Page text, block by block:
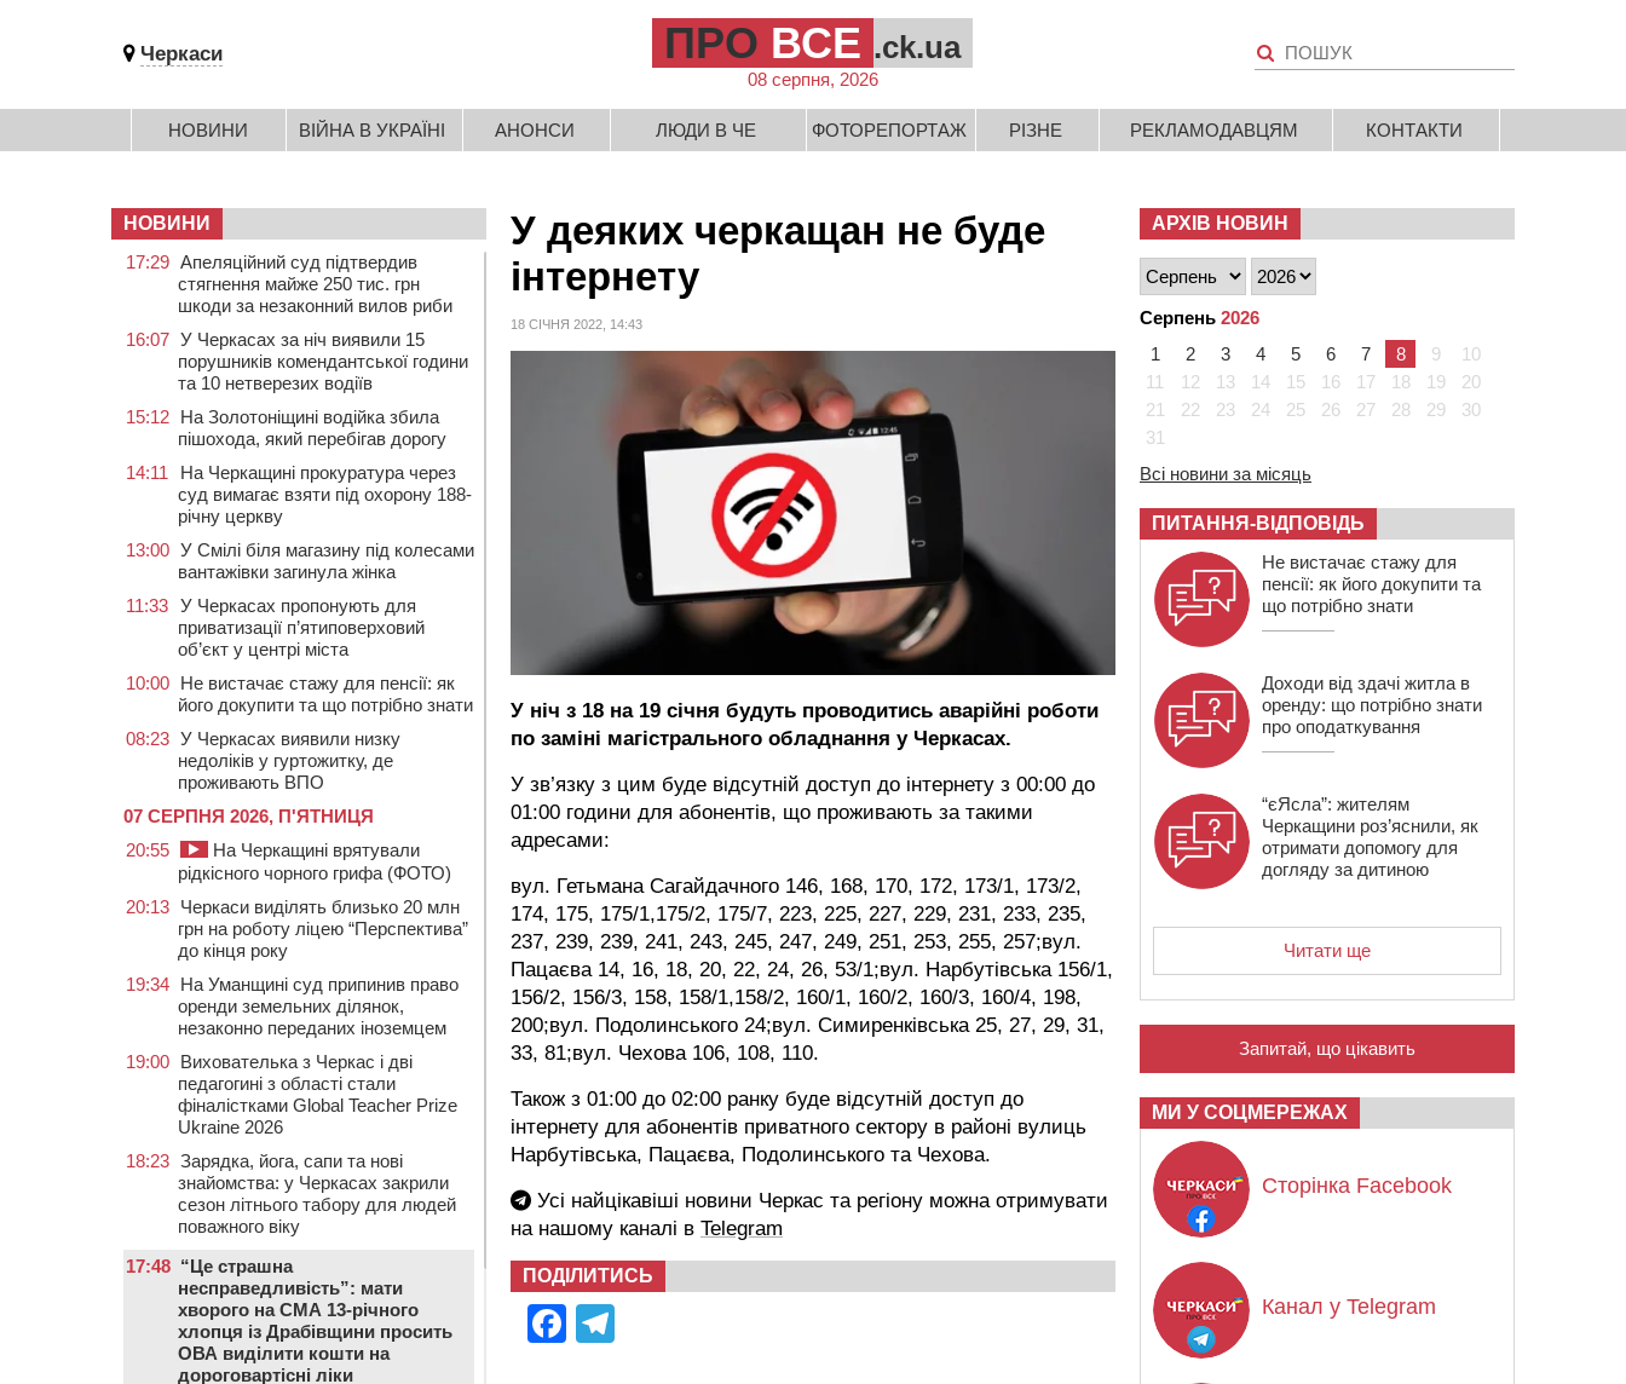
Черкаси ПРО ВСЕ .ck.ua
08 серпня, 2026
НОВИНИ ВІЙНА В УКРАЇНІ АНОНСИ ЛЮДИ В ЧЕ ФОТОРЕПОРТАЖ РІЗНЕ РЕКЛАМОДАВЦЯМ КОНТАКТИ
У деяких черкащан не буде
інтернету
18 СІЧНЯ 2022, 14:43
У ніч з 18 на 19 січня будуть проводитись аварійні роботи
по заміні магістрального обладнання у Черкасах.
У зв’язку з цим буде відсутній доступ до інтернету з 00:00 до
01:00 години для абонентів, що проживають за такими
адресами:
вул. Гетьмана Сагайдачного 146, 168, 170, 172, 173/1, 173/2,
174, 175, 175/1,175/2, 175/7, 223, 225, 227, 229, 231, 233, 235,
237, 239, 239, 241, 243, 245, 247, 249, 251, 253, 255, 257;вул.
Пацаєва 14, 16, 18, 20, 22, 24, 26, 53/1;вул. Нарбутівська 156/1,
156/2, 156/3, 158, 158/1,158/2, 160/1, 160/2, 160/3, 160/4, 198,
200;вул. Подолинського 24;вул. Симиренківська 25, 27, 29, 31,
33, 81;вул. Чехова 106, 108, 110.
Також з 01:00 до 02:00 ранку буде відсутній доступ до
інтернету для абонентів приватного сектору в районі вулиць
Нарбутівська, Пацаєва, Подолинського та Чехова.
Усі найцікавіші новини Черкас та регіону можна отримувати
на нашому каналі в Telegram
ПОДІЛИТИСЬ
Facebook
НОВИНИ
17:29 Апеляційний суд підтвердив
стягнення майже 250 тис. грн
шкоди за незаконний вилов риби
16:07 У Черкасах за ніч виявили 15
порушників комендантської години
та 10 нетверезих водіїв
15:12 На Золотоніщині водійка збила
пішохода, який перебігав дорогу
14:11
На Черкащині прокуратура через
суд вимагає взяти під охорону 188-
річну церкву
13:00 У Смілі біля магазину під колесами
вантажівки загинула жінка
11:33 У Черкасах пропонують для
приватизації п’ятиповерховий
об’єкт у центрі міста
10:00 Не вистачає стажу для пенсії: як
його докупити та що потрібно знати
08:23 У Черкасах виявили низку
недоліків у гуртожитку, де
проживають ВПО
07 СЕРПНЯ 2026, П'ЯТНИЦЯ
20:55
На Черкащині врятували
рідкісного чорного грифа (ФОТО)
20:13 Черкаси виділять близько 20 млн
грн на роботу ліцею “Перспектива”
до кінця року
19:34 На Уманщині суд припинив право
оренди земельних ділянок,
незаконно переданих іноземцем
19:00 Вихователька з Черкас і дві
педагогині з області стали
фіналістками Global Teacher Prize
Ukraine 2026
18:23 Зарядка, йога, сапи та нові
знайомства: у Черкасах закрили
сезон літнього табору для людей
поважного віку
17:48 “Це страшна
несправедливість”: мати
хворого на СМА 13-річного
хлопця із Драбівщини просить
ОВА виділити кошти на
дороговартісні ліки
АРХІВ НОВИН
Серпень 2026
1
2 3 4 5 6 7 8 9
10
11
12 13 14 15 16 17 18 19
20
21
22 23 24 25 26 27 28 29
30
31
Всі новини за місяць
ПИТАННЯ-ВІДПОВІДЬ
Не вистачає стажу для
пенсії: як його докупити та
що потрібно знати
Доходи від здачі житла в
оренду: що потрібно знати
про оподаткування
“єЯсла”: жителям
Черкащини роз’яснили, як
отримати допомогу для
догляду за дитиною
Читати ще
Запитай, що цікавить
МИ У СОЦМЕРЕЖАХ
Сторінка Facebook
Канал у Telegram